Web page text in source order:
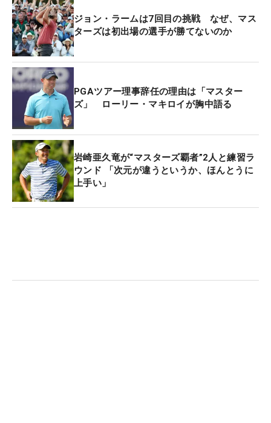
「全米オープン」、「全英オープン」がフルフィー
ルドの156名で戦われるのに対し、四大メジャー大
会でも突出して少ない出場選手で戦われるマスター
ズ・トーナメント。今年の出場人数は88人だった。
ランキングに大きな変動がなければ来季のマスター
ズは最少出場選手となるかもしれない。 （文・武川
玲子=米国在住）
ジョン・ラームは7回目の挑戦 なぜ、マス
ターズは初出場の選手が勝てないのか
PGAツアー理事辞任の理由は「マスター
ズ」 ローリー・マキロイが胸中語る
岩崎亜久竜が“マスターズ覇者”2人と練習ラ
ウンド 「次元が違うというか、ほんとうに
上手い」